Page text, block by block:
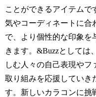
ことができるアイテムで
気やコーディネートに合
で、より個性的な印象を
きます。&Buzzとしては
しむ人々の自己表現やフ
取り組みを応援していき
す。新しいカラコンに挑